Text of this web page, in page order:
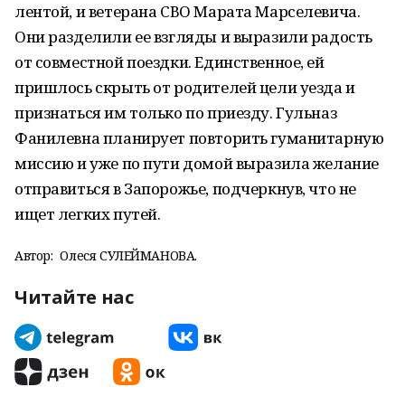
лентой, и ветерана СВО Марата Марселевича.
Они разделили ее взгляды и выразили радость
от совместной поездки. Единственное, ей
пришлось скрыть от родителей цели уезда и
признаться им только по приезду. Гульназ
Фанилевна планирует повторить гуманитарную
миссию и уже по пути домой выразила желание
отправиться в Запорожье, подчеркнув, что не
ищет легких путей.
Автор: Олеся СУЛЕЙМАНОВА.
Читайте нас